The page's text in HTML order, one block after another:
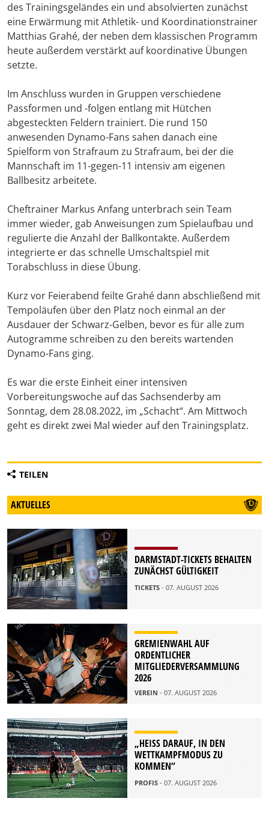
des Trainingsgeländes ein und absolvierten zunächst
eine Erwärmung mit Athletik- und Koordinationstrainer
Matthias Grahé, der neben dem klassischen Programm
heute außerdem verstärkt auf koordinative Übungen
setzte.
Im Anschluss wurden in Gruppen verschiedene
Passformen und -folgen entlang mit Hütchen
abgesteckten Feldern trainiert. Die rund 150
anwesenden Dynamo-Fans sahen danach eine
Spielform von Strafraum zu Strafraum, bei der die
Mannschaft im 11-gegen-11 intensiv am eigenen
Ballbesitz arbeitete.
Cheftrainer Markus Anfang unterbrach sein Team
immer wieder, gab Anweisungen zum Spielaufbau und
regulierte die Anzahl der Ballkontakte. Außerdem
integrierte er das schnelle Umschaltspiel mit
Torabschluss in diese Übung.
Kurz vor Feierabend feilte Grahé dann abschließend mit
Tempoläufen über den Platz noch einmal an der
Ausdauer der Schwarz-Gelben, bevor es für alle zum
Autogramme schreiben zu den bereits wartenden
Dynamo-Fans ging.
Es war die erste Einheit einer intensiven
Vorbereitungswoche auf das Sachsenderby am
Sonntag, dem 28.08.2022, im „Schacht“. Am Mittwoch
geht es direkt zwei Mal wieder auf den Trainingsplatz.
TEILEN
AKTUELLES
DARMSTADT-TICKETS BEHALTEN
ZUNÄCHST GÜLTIGKEIT
TICKETS - 07. AUGUST 2026
GREMIENWAHL AUF
ORDENTLICHER
MITGLIEDERVERSAMMLUNG
2026
VEREIN - 07. AUGUST 2026
„HEISS DARAUF, IN DEN W
ETTKAMPFMODUS ZU K
OMMEN“
PROFIS - 07. AUGUST 2026